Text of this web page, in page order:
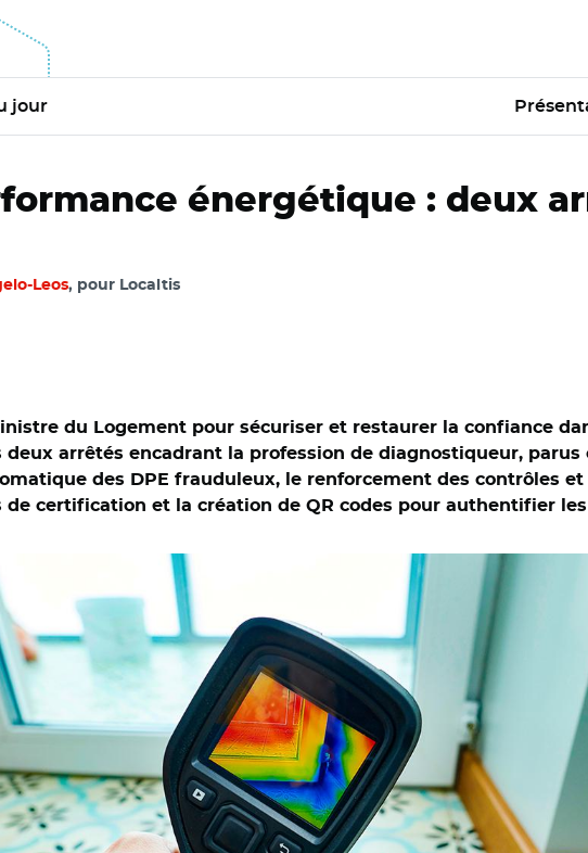
jour
énergétique : deux
Leos, pour Localtis
du Logement pour sécuriser et restaurer la confiance
arrêtés encadrant la profession de diagnostiqueur, parus
des DPE frauduleux, le renforcement des contrôles
certification et la création de QR codes pour authentifier les